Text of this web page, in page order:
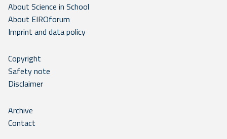
About Science in School
About EIROforum
Imprint and data policy
Copyright
Safety note
Disclaimer
Archive
Contact